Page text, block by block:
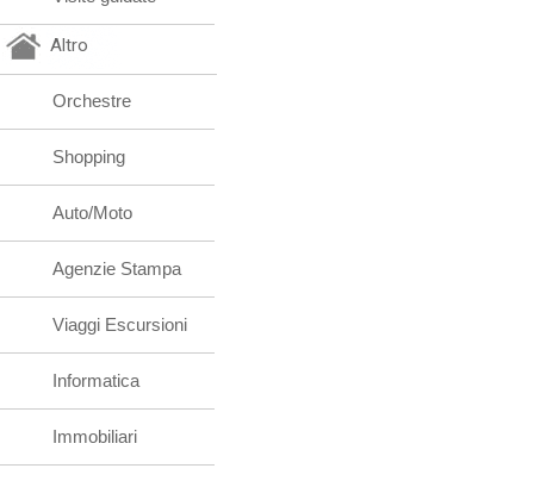
Altro
Orchestre
Shopping
Auto/Moto
Agenzie Stampa
Viaggi Escursioni
Informatica
Immobiliari